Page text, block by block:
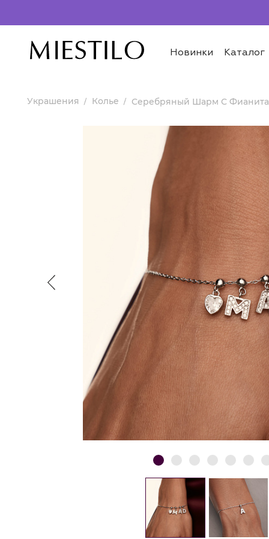
Новинки Каталог
Украшения Колье Серебряный Шарм С